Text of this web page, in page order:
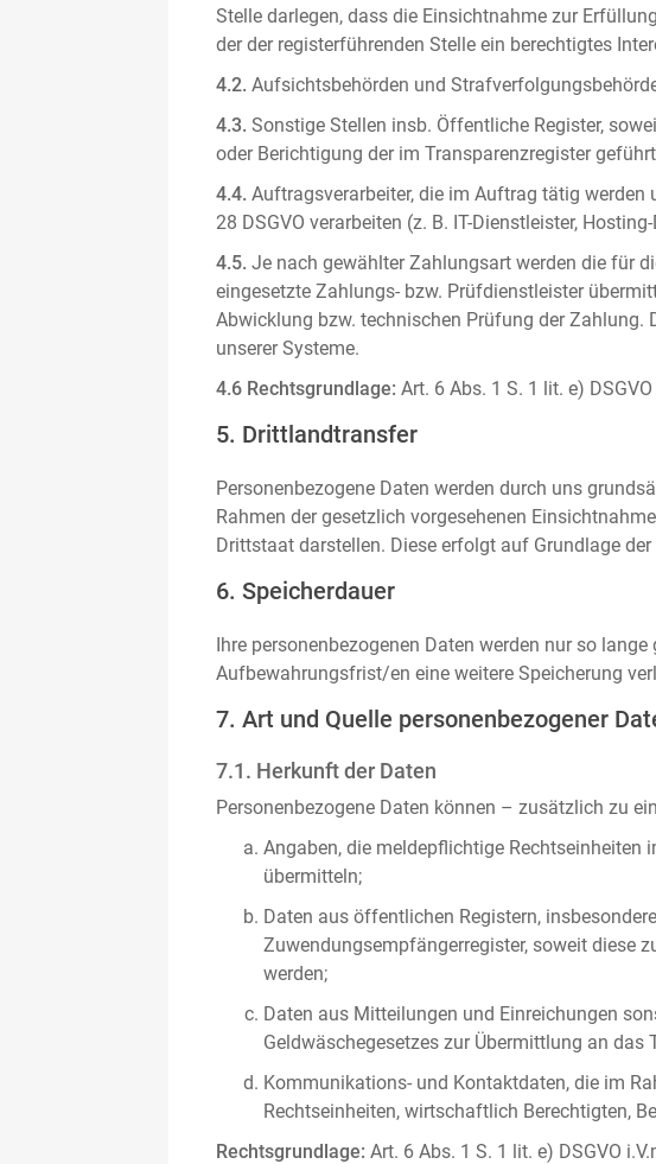
Stelle darlegen, dass die Einsichtnahme zur
der der registerführenden Stelle ein berechtigtes
4.2. Aufsichtsbehörden und
4.3. Sonstige Stellen insb. Öffentliche Register,
oder Berichtigung der im Transparenzregister
4.4. Auftragsverarbeiter, die im Auftrag tätig
28 DSGVO verarbeiten (z. B. IT-Dienstleister,
4.5. Je nach gewählter Zahlungsart werden die für
eingesetzte Zahlungs- bzw. Prüfdienstleister
Abwicklung bzw. technischen Prüfung der
unserer Systeme.
4.6 Rechtsgrundlage: Art. 6 Abs. 1 S. 1 lit. e)
5. Drittlandtransfer
Personenbezogene Daten werden durch uns
Rahmen der gesetzlich vorgesehenen
Drittstaat darstellen. Diese erfolgt auf Grundlage
6. Speicherdauer
Ihre personenbezogenen Daten werden nur so
Aufbewahrungsfrist/en eine weitere Speicherung
7. Art und Quelle personenbezogener
7.1. Herkunft der Daten
Personenbezogene Daten können – zusätzlich zu
Angaben, die meldepflichtige Rechtseinheiten
übermitteln;
Daten aus öffentlichen Registern,
Zuwendungsempfängerregister, soweit diese
werden;
Daten aus Mitteilungen und Einreichungen
Geldwäschegesetzes zur Übermittlung an
Kommunikations- und Kontaktdaten, die im
Rechtseinheiten, wirtschaftlich Berechtigten,
Rechtsgrundlage: Art. 6 Abs. 1 S. 1 lit. e) DSGVO